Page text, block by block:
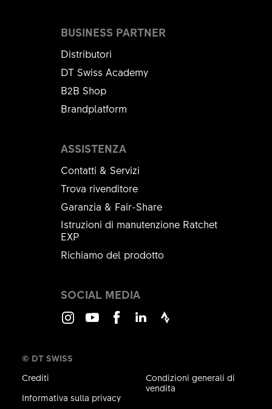
ASSISTENZA
Contatti & Servizi
Trova rivenditore
Garanzia & Fair-Share
Istruzioni di manutenzione Ratchet
EXP
Richiamo del prodotto
BUSINESS PARTNER
Distributori
DT Swiss Academy
B2B Shop
Brandplatform
SOCIAL MEDIA
© DT SWISS
Crediti
Informativa sulla privacy
Condizioni generali di
vendita